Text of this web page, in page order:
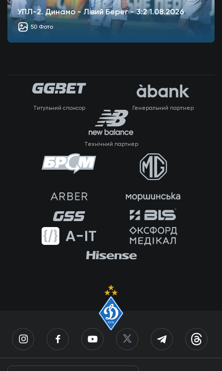
УПЛ-2. Динамо - Лівий Берег - 3:2 1.08.2026
50 Фото
Титульний спонсор Генеральний партнер
Технічний партнер